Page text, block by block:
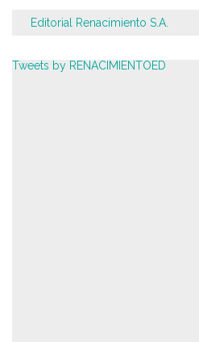
Editorial Renacimiento S.A.
Tweets by RENACIMIENTOED